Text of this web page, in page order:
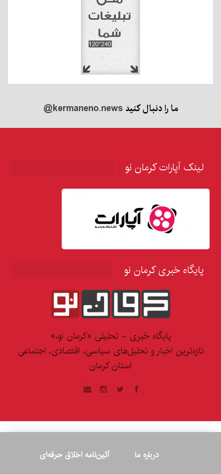
ما را دنبال کنید@kermaneno.news
لینک آپارات کرمان نو
پایگاه خبری کرمان نو
پایگاه خبری - تحلیلی «کرمان نو،»
تازه‌ترین اخبار و تحلیل‌های سیاسی، اقتصادی، اجتماعی
استان کرمان
درباره ما آئین‌نامه اخلاق حرفه‌ای